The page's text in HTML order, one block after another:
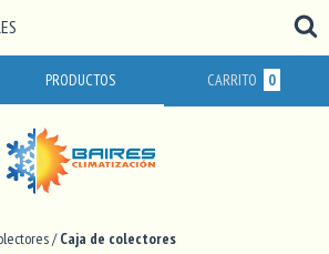
PRODUCTOS CARRITO 0
/ Caja de colectores